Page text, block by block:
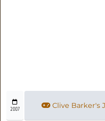
2007 Clive Barker's